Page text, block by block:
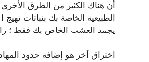
أن هناك الكثير من الطرق
الطبيعية الخاصة بك بنباتات
يجمد العشب الخاص بك فقط ؛
اختراق آخر هو إضافة حدود